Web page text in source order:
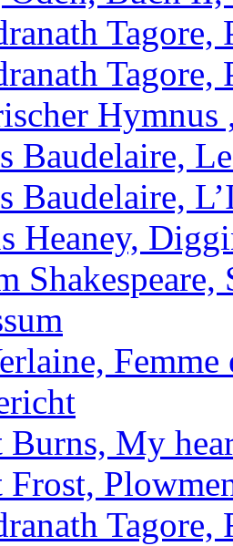
Tagore,
Tagore,
Hymnus
Baudelaire,
Baudelaire,
Heaney,
Shakespeare,
Femme
Burns, My
Frost,
Tagore,